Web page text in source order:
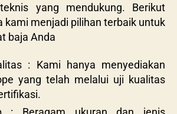
yang mendukung. Berikut
kami menjadi pilihan terbaik untuk
baja Anda
: Kami hanya menyediakan
yang telah melalui uji kualitas